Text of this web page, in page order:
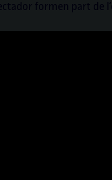
formen part de